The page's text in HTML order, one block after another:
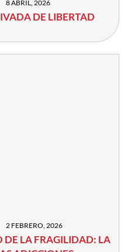
8 ABRIL, 2026
DE LIBERTAD
2 FEBRERO, 2026
LA FRAGILIDAD: LA